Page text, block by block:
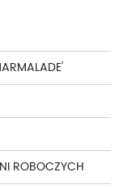
ROBOCZYCH